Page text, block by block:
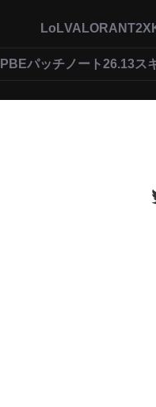
LoLVALORANT
PBEパッチノート26.13ス